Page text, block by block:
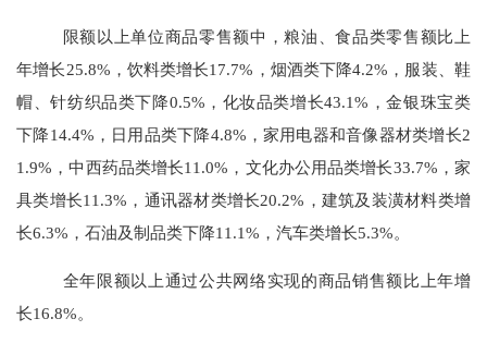
限额以上单位商品零售额中，粮油、食品类零售额比上
年增长25.8%，饮料类增长17.7%，烟酒类下降4.2%，服装、鞋
帽、针纺织品类下降0.5%，化妆品类增长43.1%，金银珠宝类
下降14.4%，日用品类下降4.8%，家用电器和音像器材类增长2
1.9%，中西药品类增长11.0%，文化办公用品类增长33.7%，家
具类增长11.3%，通讯器材类增长20.2%，建筑及装潢材料类增
长6.3%，石油及制品类下降11.1%，汽车类增长5.3%。
全年限额以上通过公共网络实现的商品销售额比上年增
长16.8%。